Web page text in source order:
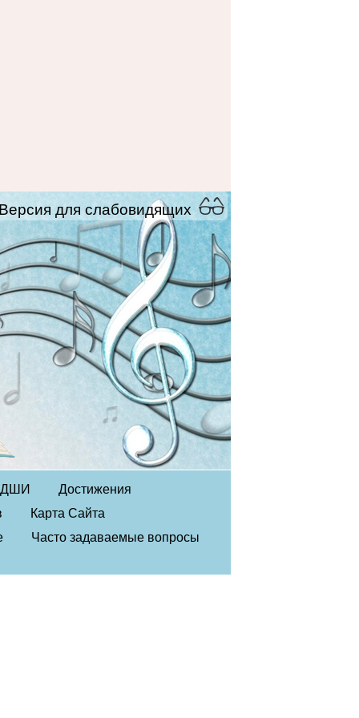
для слабовидящих
ДШИ
Достижения
Карта Сайта
Часто задаваемые вопросы